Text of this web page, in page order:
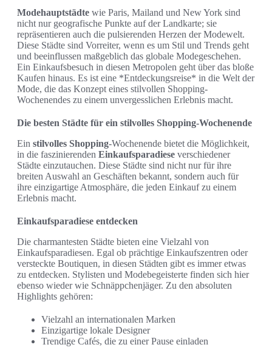
Modehauptstädte wie Paris, Mailand und New York sind
nicht nur geografische Punkte auf der Landkarte; sie
repräsentieren auch die pulsierenden Herzen der Modewelt.
Diese Städte sind Vorreiter, wenn es um Stil und Trends geht
und beeinflussen maßgeblich das globale Modegeschehen.
Ein Einkaufsbesuch in diesen Metropolen geht über das bloße
Kaufen hinaus. Es ist eine *Entdeckungsreise* in die Welt der
Mode, die das Konzept eines stilvollen Shopping-
Wochenendes zu einem unvergesslichen Erlebnis macht.
Die besten Städte für ein stilvolles Shopping-Wochenende
Ein stilvolles Shopping-Wochenende bietet die Möglichkeit,
in die faszinierenden Einkaufsparadiese verschiedener
Städte einzutauchen. Diese Städte sind nicht nur für ihre
breiten Auswahl an Geschäften bekannt, sondern auch für
ihre einzigartige Atmosphäre, die jeden Einkauf zu einem
Erlebnis macht.
Einkaufsparadiese entdecken
Die charmantesten Städte bieten eine Vielzahl von
Einkaufsparadiesen. Egal ob prächtige Einkaufszentren oder
versteckte Boutiquen, in diesen Städten gibt es immer etwas
zu entdecken. Stylisten und Modebegeisterte finden sich hier
ebenso wieder wie Schnäppchenjäger. Zu den absoluten
Highlights gehören:
Vielzahl an internationalen Marken
Einzigartige lokale Designer
Trendige Cafés, die zu einer Pause einladen